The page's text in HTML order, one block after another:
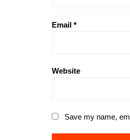
Email *
Website
Save my name,